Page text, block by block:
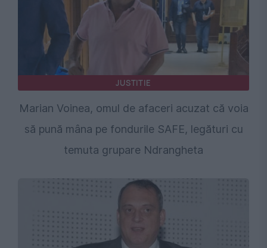
JUSTITIE
Marian Voinea, omul de afaceri acuzat că voia
să pună mâna pe fondurile SAFE, legături cu
temuta grupare Ndrangheta